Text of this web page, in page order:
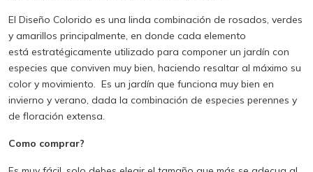
El Diseño Colorido es una linda combinación de rosados, verdes
y amarillos principalmente, en donde cada elemento
está estratégicamente utilizado para componer un jardín con
especies que conviven muy bien, haciendo resaltar al máximo su
color y movimiento. Es un jardín que funciona muy bien en
invierno y verano, dada la combinación de especies perennes y
de floración extensa.
Como comprar?